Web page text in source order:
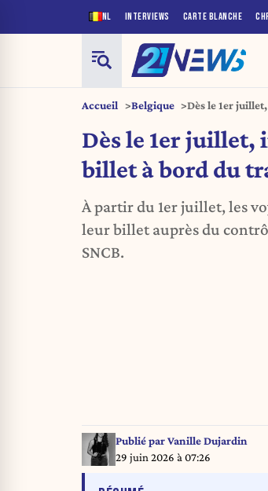
NL INTERVIEWS CARTE BLANCHE
Accueil Belgique Dès le 1er
Dès le 1er juillet,
billet à bord du
À partir du 1er juillet, les
leur billet auprès du
SNCB.
Publié parVanille Dujardin
29 juin 2026 à 07:26